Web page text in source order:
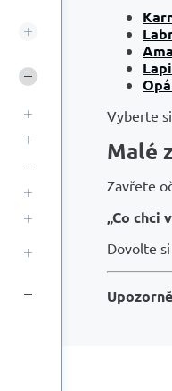
Vyberte
Malé
Zavřete
„Co chci
Dovolte